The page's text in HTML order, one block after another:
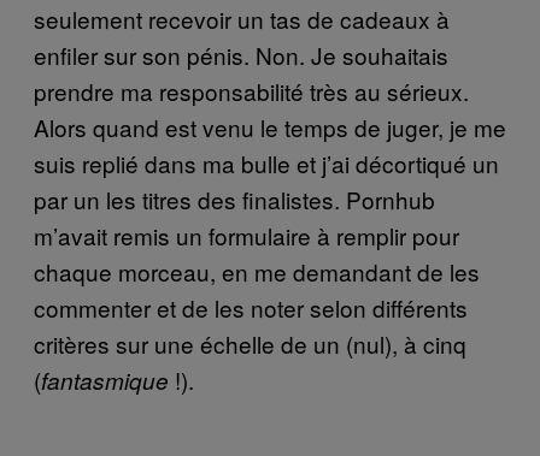
seulement recevoir un tas de cadeaux à
enfiler sur son pénis. Non. Je souhaitais
prendre ma responsabilité très au sérieux.
Alors quand est venu le temps de juger, je me
suis replié dans ma bulle et j’ai décortiqué un
par un les titres des finalistes. Pornhub
m’avait remis un formulaire à remplir pour
chaque morceau, en me demandant de les
commenter et de les noter selon différents
critères sur une échelle de un (nul), à cinq
(fantasmique !).